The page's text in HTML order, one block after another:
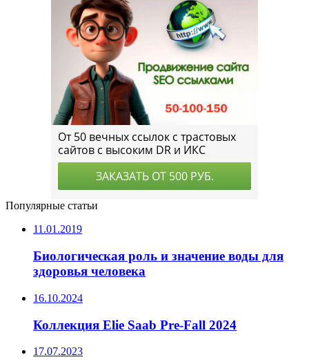
Популярные статьи
11.01.2019
Биологическая роль и значение воды для
здоровья человека
16.10.2024
Коллекция Elie Saab Pre-Fall 2024
17.07.2023